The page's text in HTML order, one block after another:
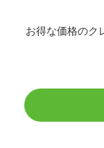
お得な価格のク